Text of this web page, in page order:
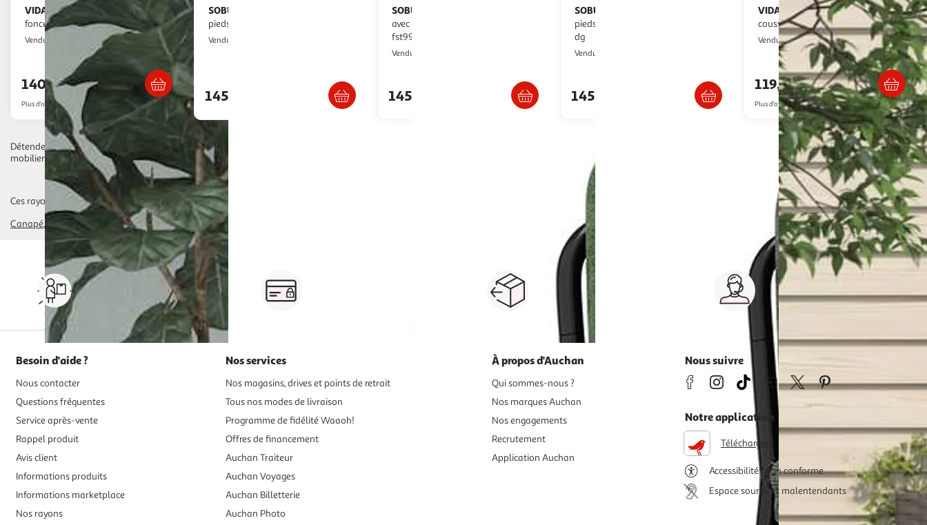
VIDAXLChaise de relaxation Vert
fonce Velours
Vendu par Multishop
Livraison dès 5/6 jours
140,47€
Plus d'offres à partir de
SOBUY
pieds beige 59,5x74x78cm fst99-mi
Vendu par
145,99€
SOBUY
avec repose-pieds 59,5x74x78cm
fst99-sy
Vendu par
145,99€
SOBUY
pieds gris foncé 74x67x78cm fst99-
dg
Vendu par
145,99€
VIDAXLSalon de jardin 3 pcs avec
coussins Noir Resine tressee
Vendu parVidaXL
Livraison dès 4/5 jours
119,99€
Plus d'offres à partir de127.48€
Détendez-vous profondément avec notre sélection de canapés et fauteuils de relaxation. Nos meubles relax sont proposés avec contrôles manuels ou électriques pour votre plus grand confort. Commandez votre
mobilier de relaxation sur Auchan.fr et bénéficiez d'une livraison rapide de celui-ci à domicile
Ces rayons pourraient également vous intéresser :
Canapé
banquette, clic-clac, futon fauteuil, chauffeuse
Vos courses à domicile, en
drive ou click & collect
Retour produits : 30 jours
pour changer d’avis
Service client 7j/7
03 59 30 59 30
8h>21h, dimanche 8h30>13h
Besoin d'aide ?
Nous contacter
Questions fréquentes
Service après-vente
Rappel produit
Avis client
Informations produits
Informations marketplace
Nos rayons
Nos services
Nos magasins, drives et points de retrait
Tous nos modes de livraison
Programme de fidélité Waaoh!
Offres de financement
Auchan Traiteur
Auchan Voyages
Auchan Billetterie
Auchan Photo
À propos d'Auchan
Qui sommes-nous ?
Nos marques Auchan
Nos engagements
Recrutement
Application Auchan
Nous suivre
Notre application
Télécharger
Accessibilité : non conforme
Espace sourds et malentendants